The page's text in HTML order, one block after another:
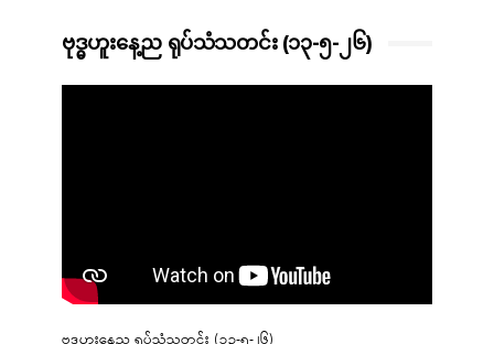
ဗုဒ္ဓဟူးနေ့ည ရုပ်သံသတင်း (၁၃-၅-၂၆)